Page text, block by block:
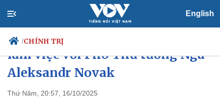
English
/CHÍNH TRỊ
Chính trị
Phó Thủ tướng Bùi Thanh Sơn
làm việc với Phó Thủ tướng Nga
Aleksandr Novak
Thứ Năm, 20:57, 16/10/2025